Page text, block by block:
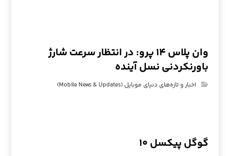
وان پلاس ۱۴ پرو: در انتظار سرعت شارژ
باورنکردنی نسل آینده
اخبار و تازه‌های دنیای موبایل (Mobile News & Updates)
گوگل پیکسل ۱۰